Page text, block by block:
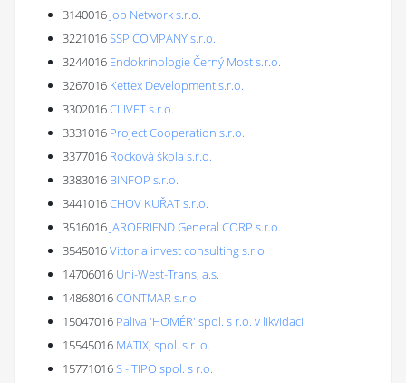
3140016 Job Network s.r.o.
3221016SSP COMPANY s.r.o.
3244016 Endokrinologie Černý Most s.r.o.
3267016 Kettex Development s.r.o.
3302016CLIVET s.r.o.
3331016 Project Cooperation s.r.o.
3377016 Rocková škola s.r.o.
3383016 BINFOP s.r.o.
3441016CHOV KUŘAT s.r.o.
3516016 JAROFRIEND General CORP s.r.o.
3545016Vittoria invest consulting s.r.o.
14706016 Uni-West-Trans, a.s.
14868016CONTMAR s.r.o.
15047016 Paliva 'HOMÉR' spol. s r.o. v likvidaci
15545016 MATIX, spol. s r. o.
15771016S - TIPO spol. s r.o.